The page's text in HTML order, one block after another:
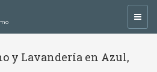
y Lavandería en Azul,